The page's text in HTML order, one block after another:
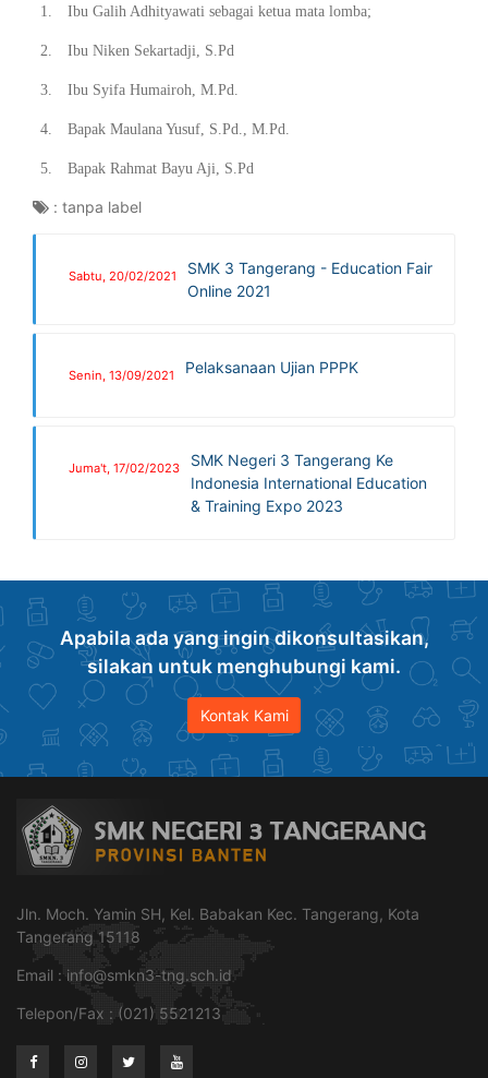
1. Ibu Galih Adhityawati sebagai ketua mata lomba;
2. Ibu Niken Sekartadji, S.Pd
3. Ibu Syifa Humairoh, M.Pd.
4. Bapak Maulana Yusuf, S.Pd., M.Pd.
5. Bapak Rahmat Bayu Aji, S.Pd
: tanpa label
Sabtu, 20/02/2021
SMK 3 Tangerang - Education Fair
Online 2021
Senin, 13/09/2021 Pelaksanaan Ujian PPPK
Juma't, 17/02/2023
SMK Negeri 3 Tangerang Ke
Indonesia International Education
& Training Expo 2023
Apabila ada yang ingin dikonsultasikan,
silakan untuk menghubungi kami.
Kontak Kami
Jln. Moch. Yamin SH, Kel. Babakan Kec. Tangerang, Kota
Tangerang 15118
Email : info@smkn3-tng.sch.id
Telepon/Fax : (021) 5521213